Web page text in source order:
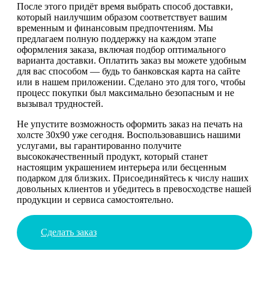
После этого придёт время выбрать способ доставки,
который наилучшим образом соответствует вашим
временным и финансовым предпочтениям. Мы
предлагаем полную поддержку на каждом этапе
оформления заказа, включая подбор оптимального
варианта доставки. Оплатить заказ вы можете удобным
для вас способом — будь то банковская карта на сайте
или в нашем приложении. Сделано это для того, чтобы
процесс покупки был максимально безопасным и не
вызывал трудностей.
Не упустите возможность оформить заказ на печать на
холсте 30х90 уже сегодня. Воспользовавшись нашими
услугами, вы гарантированно получите
высококачественный продукт, который станет
настоящим украшением интерьера или бесценным
подарком для близких. Присоединяйтесь к числу наших
довольных клиентов и убедитесь в превосходстве нашей
продукции и сервиса самостоятельно.
Сделать заказ